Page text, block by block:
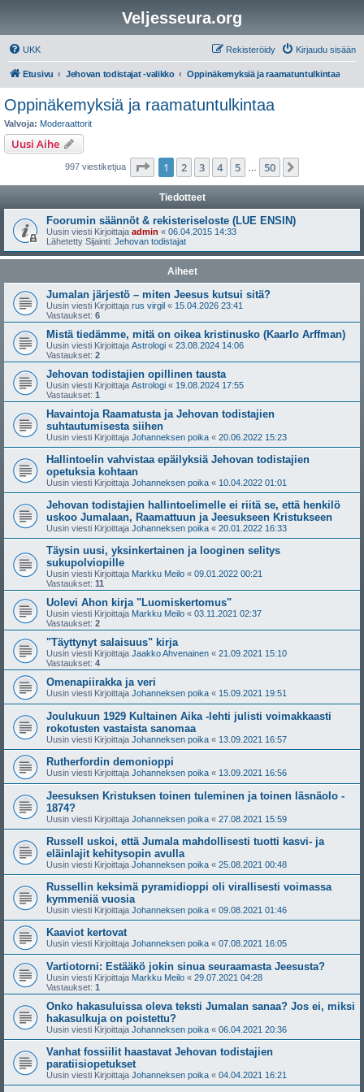
Veljesseura.org
UKK Kirjaudu sisään
Rekisteröidy
Etusivu Jehovan todistajat -valikko Oppinäkemyksiä ja raamatuntulkintaa
Oppinäkemyksiä ja raamatuntulkintaa
Valvoja: Moderaattorit
Uusi Aihe
997 viestiketjua Sivu /50
1 2 3 4 5 50
Tiedotteet
Foorumin säännöt & rekisteriseloste (LUE ENSIN)
Uusin viesti Kirjoittaja admin « 06.04.2015 14:33
Lähetetty Sijainti: Jehovan todistajat
Aiheet
Jumalan järjestö – miten Jeesus kutsui sitä?
Uusin viesti Kirjoittaja rus virgil « 15.04.2026 23:41
Vastaukset: 6
Mistä tiedämme, mitä on oikea kristinusko (Kaarlo Arffman)
Uusin viesti Kirjoittaja Astrologi « 23.08.2024 14:06
Vastaukset: 2
Jehovan todistajien opillinen tausta
Uusin viesti Kirjoittaja Astrologi « 19.08.2024 17:55
Vastaukset: 1
Havaintoja Raamatusta ja Jehovan todistajien
suhtautumisesta siihen
Uusin viesti Kirjoittaja Johanneksen poika « 20.06.2022 15:23
Hallintoelin vahvistaa epäilyksiä Jehovan todistajien
opetuksia kohtaan
Uusin viesti Kirjoittaja Johanneksen poika « 10.04.2022 01:01
Jehovan todistajien hallintoelimelle ei riitä se, että henkilö
uskoo Jumalaan, Raamattuun ja Jeesukseen Kristukseen
Uusin viesti Kirjoittaja Johanneksen poika « 20.01.2022 16:33
Täysin uusi, yksinkertainen ja looginen selitys
sukupolviopille
Uusin viesti Kirjoittaja Markku Meilo « 09.01.2022 00:21
Vastaukset: 11
Uolevi Ahon kirja "Luomiskertomus"
Uusin viesti Kirjoittaja Markku Meilo « 03.11.2021 02:37
Vastaukset: 2
"Täyttynyt salaisuus" kirja
Uusin viesti Kirjoittaja Jaakko Ahvenainen « 21.09.2021 15:10
Vastaukset: 4
Omenapiirakka ja veri
Uusin viesti Kirjoittaja Johanneksen poika « 15.09.2021 19:51
Joulukuun 1929 Kultainen Aika -lehti julisti voimakkaasti
rokotusten vastaista sanomaa
Uusin viesti Kirjoittaja Johanneksen poika « 13.09.2021 16:57
Rutherfordin demonioppi
Uusin viesti Kirjoittaja Johanneksen poika « 13.09.2021 16:56
Jeesuksen Kristuksen toinen tuleminen ja toinen läsnäolo -
1874?
Uusin viesti Kirjoittaja Johanneksen poika « 27.08.2021 15:59
Russell uskoi, että Jumala mahdollisesti tuotti kasvi- ja
eläinlajit kehitysopin avulla
Uusin viesti Kirjoittaja Johanneksen poika « 25.08.2021 00:48
Russellin keksimä pyramidioppi oli virallisesti voimassa
kymmeniä vuosia
Uusin viesti Kirjoittaja Johanneksen poika « 09.08.2021 01:46
Kaaviot kertovat
Uusin viesti Kirjoittaja Johanneksen poika « 07.08.2021 16:05
Vartiotorni: Estääkö jokin sinua seuraamasta Jeesusta?
Uusin viesti Kirjoittaja Markku Meilo « 29.07.2021 04:28
Vastaukset: 1
Onko hakasuluissa oleva teksti Jumalan sanaa? Jos ei, miksi
hakasulkuja on poistettu?
Uusin viesti Kirjoittaja Johanneksen poika « 06.04.2021 20:36
Vanhat fossiilit haastavat Jehovan todistajien
paratiisiopetukset
Uusin viesti Kirjoittaja Johanneksen poika « 04.04.2021 16:21